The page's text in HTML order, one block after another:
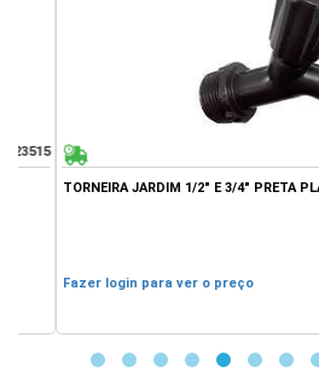
TORNEIRA JARDIM 1/2" E 3/4" PRETA
Fazer login para ver o preço